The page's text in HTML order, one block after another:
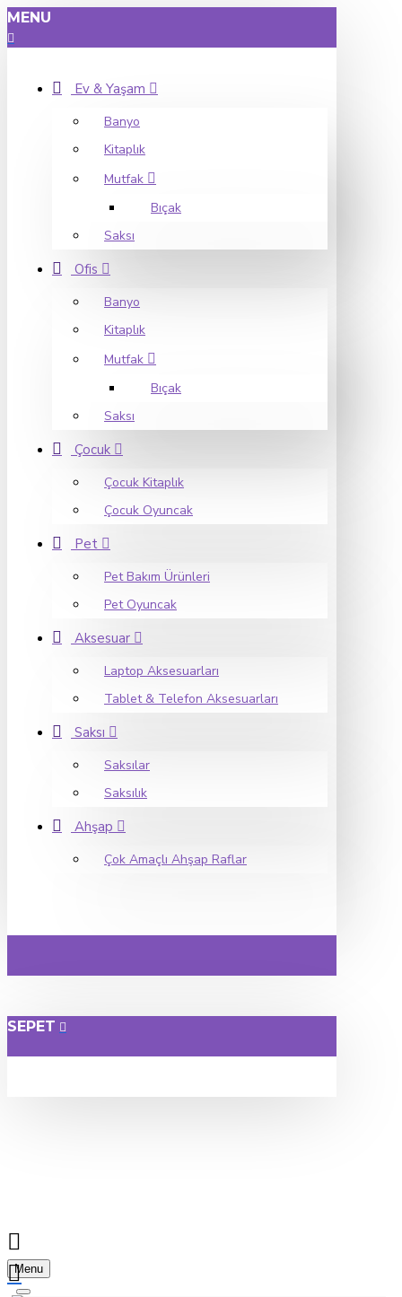
MENU
Ev & Yaşam
Banyo
Kitaplık
Mutfak
Bıçak
Saksı
Ofis
Banyo
Kitaplık
Mutfak
Bıçak
Saksı
Çocuk
Çocuk Kitaplık
Çocuk Oyuncak
Pet
Pet Bakım Ürünleri
Pet Oyuncak
Aksesuar
Laptop Aksesuarları
Tablet & Telefon Aksesuarları
Saksı
Saksılar
Saksılık
Ahşap
Çok Amaçlı Ahşap Raflar
SEPET
Menu